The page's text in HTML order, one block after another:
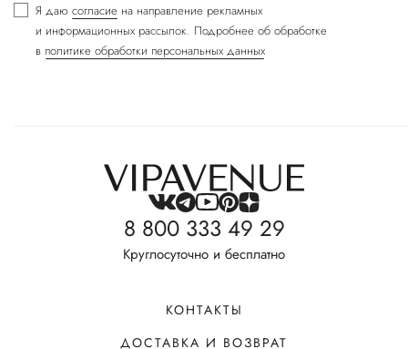
Я даю согласие на направление рекламных
и информационных рассылок. Подробнее об обработке
в политике обработки персональных данных
8 800 333 49 29
Круглосуточно и бесплатно
КОНТАКТЫ
ДОСТАВКА И ВОЗВРАТ